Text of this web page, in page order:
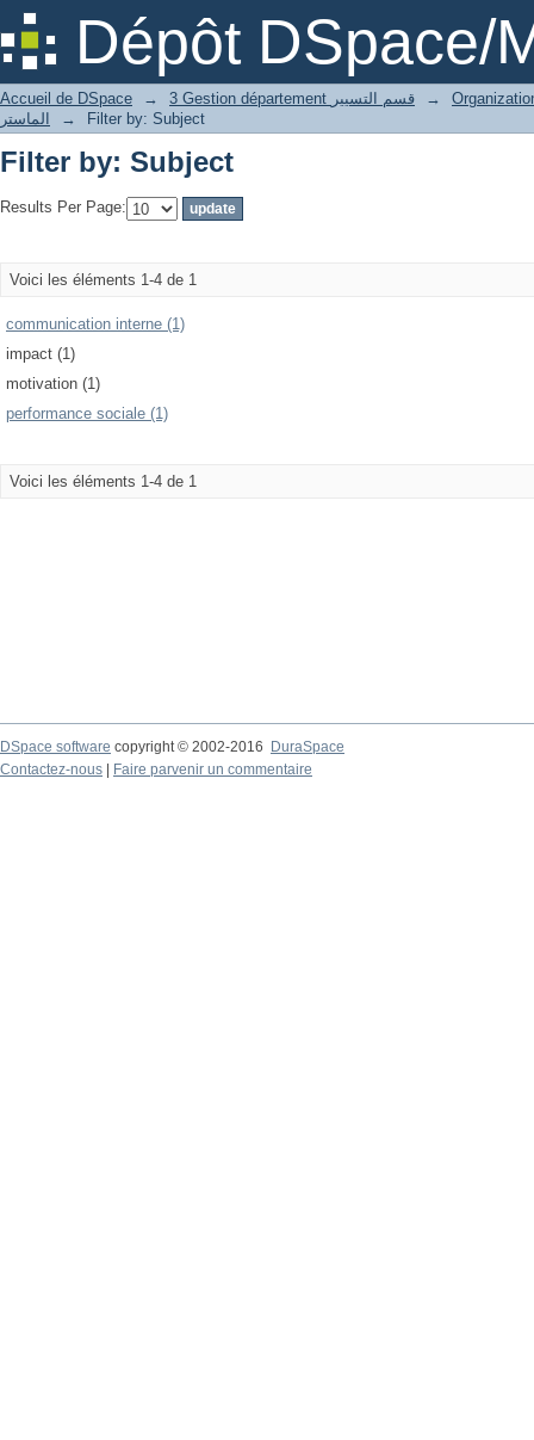
Dépôt DSpace/
Filter by: Subject
Accueil de DSpace → 3 Gestion département قسم التسيير
→
الماستر
→ Filter by: Subject
Filter by: Subject
Results Per Page:
Voici les éléments 1-4 de 1
communication interne (1)
impact (1)
motivation (1)
performance sociale (1)
Voici les éléments 1-4 de 1
DSpace software copyright © 2002-2016
DuraSpace
Contactez-nous
Faire parvenir un commentaire